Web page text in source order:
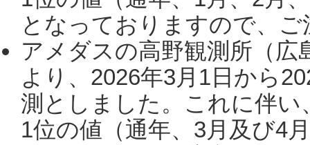
となっておりますので、
アメダスの高野観測所（
より、2026年3月1日から
測としました。これに伴い
1位の値（通年、3月及び4